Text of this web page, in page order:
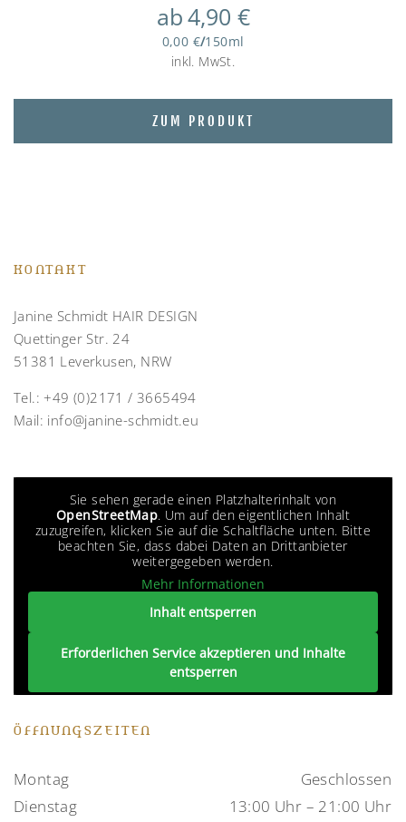
ab4,90 €
0,00 €/150ml
inkl. MwSt.
ZUM PRODUKT
KONTAKT
Janine Schmidt HAIR DESIGN
Quettinger Str. 24
51381 Leverkusen, NRW
Tel.:+49 (0)2171 / 3665494
Mail: info@janine-schmidt.eu
Sie sehen gerade einen Platzhalterinhalt von
OpenStreetMap. Um auf den eigentlichen Inhalt
zuzugreifen, klicken Sie auf die Schaltfläche unten. Bitte
beachten Sie, dass dabei Daten an Drittanbieter
weitergegeben werden.
Mehr Informationen
Inhalt entsperren
Erforderlichen Service akzeptieren und Inhalte
entsperren
ÖFFNUNGSZEITEN
Montag
Geschlossen
Dienstag
13:00 Uhr – 21:00 Uhr